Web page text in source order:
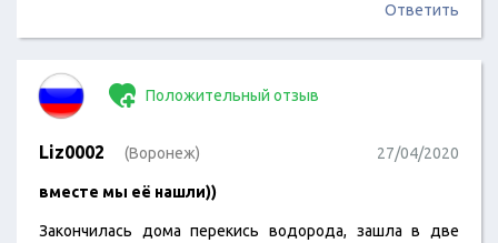
Ответить
Положительный отзыв
Liz0002 (Воронеж) 27/04/2020
вместе мы её нашли))
Закончилась дома перекись водорода, зашла в две